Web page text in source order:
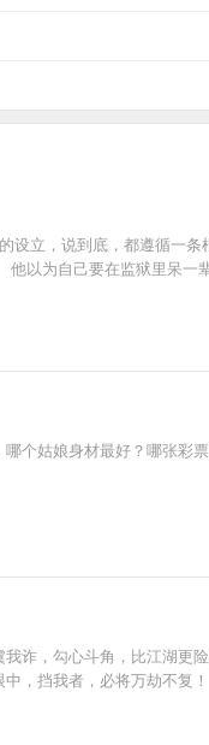
设立，说到底，都遵循一
以为自己要在监狱里呆一
个姑娘身材最好？哪张
诈，勾心斗角，比江湖更
，挡我者，必将万劫不复！